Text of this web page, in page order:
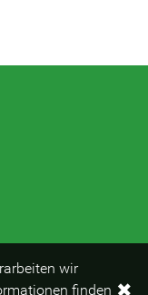
wir
finden ✖